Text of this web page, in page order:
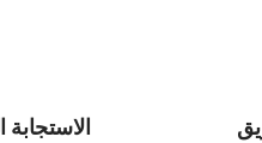
الاستجابة